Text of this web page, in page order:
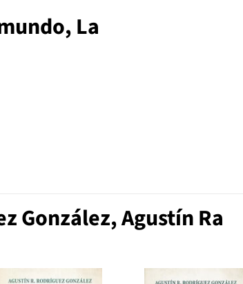
La
González, Agustín Ra